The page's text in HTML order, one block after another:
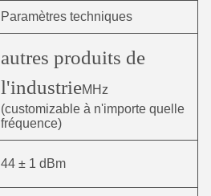
Paramètres techniques
autres produits de
l'industrieMHz
(customizable à n'importe quelle
fréquence)
44 ± 1 dBm